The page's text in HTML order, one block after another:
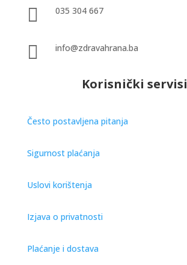
 035 304 667
 info@zdravahrana.ba
Korisnički servisi
Često postavljena pitanja
Sigurnost plaćanja
Uslovi korištenja
Izjava o privatnosti
Plaćanje i dostava